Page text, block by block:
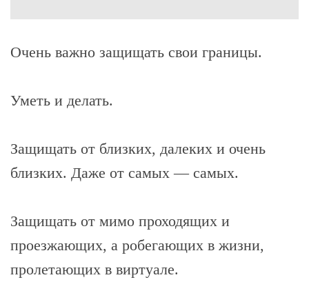
Очень важно защищать свои границы.
Уметь и делать.
Защищать от близких, далеких и очень
близких. Даже от самых — самых.
Защищать от мимо проходящих и
проезжающих, а робегающих в жизни,
пролетающих в виртуале.